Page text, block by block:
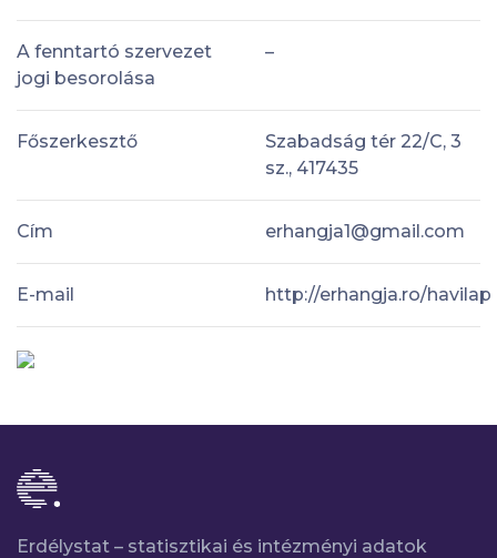
A fenntartó szervezet
jogi besorolása
–
Főszerkesztő
Szabadság tér 22/C, 3
sz., 417435
Cím erhangja1@gmail.com
E-mail http://erhangja.ro/havilap
Erdélystat – statisztikai és intézményi adatok